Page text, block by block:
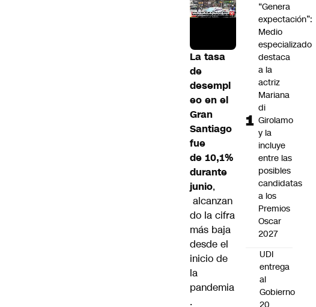
La tasa
de
desempl
eo en el
Gran
Santiago
fue
de 10,1%
durante
junio,
alcanzan
do la cifra
más baja
desde el
inicio de
la
pandemia
.
“Genera
expectación”:
Medio
especializado
destaca
a la
actriz
Mariana
di
Girolamo
y la
incluye
entre las
posibles
candidatas
a los
Premios
Oscar
2027
UDI
entrega
al
Gobierno